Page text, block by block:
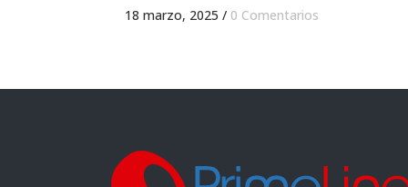
18 marzo, 2025 / 0 Comentarios